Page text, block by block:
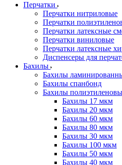
Перчатки
Перчатки нитриловые
Перчатки
Перчатки латексные
Перчатки виниловые
Перчатки латексные
Диспенсеры для
Бахилы
Бахилы
Бахилы спанбонд
Бахилы
Бахилы 17 мкм
Бахилы 20 мкм
Бахилы 60 мкм
Бахилы 80 мкм
Бахилы 30 мкм
Бахилы 100 мкм
Бахилы 50 мкм
Бахилы 40 мкм